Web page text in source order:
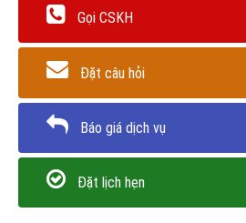
Gọi CSKH
Đặt câu hỏi
Báo giá dịch vụ
Đặt lịch hẹn